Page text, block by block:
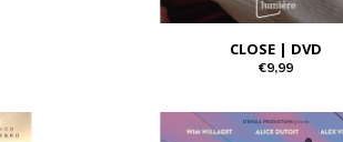
CLOSE | DVD
€9,99